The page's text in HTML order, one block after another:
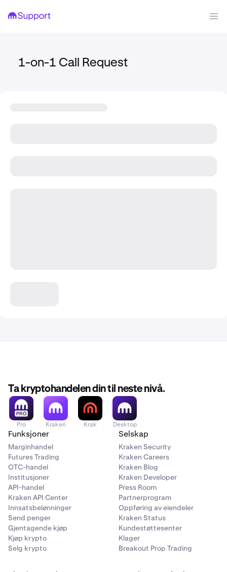
1-on-1 Call Request
Ta kryptohandelen din til neste nivå.
Pro Kraken Krak Desktop
Funksjoner
Marginhandel
Futures Trading
OTC-handel
Institusjoner
API-handel
Kraken API Center
Innsatsbelønninger
Send penger
Gjentagende kjøp
Kjøp krypto
Selg krypto
Selskap
Kraken Security
Kraken Careers
Kraken Blog
Kraken Developer
Press Room
Partnerprogram
Oppføring av eiendeler
Kraken Status
Kundestøttesenter
Klager
Breakout Prop Trading